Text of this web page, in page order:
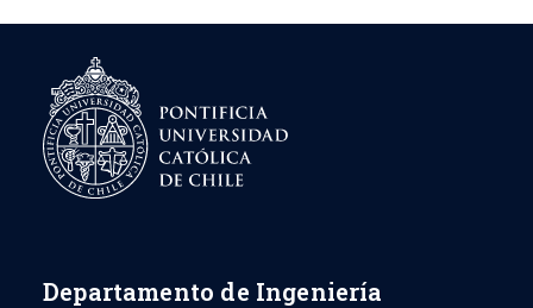
Departamento de Ingeniería